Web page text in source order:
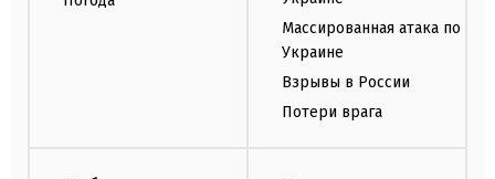
Массированная атака по
Украине
Взрывы в России
Потери врага